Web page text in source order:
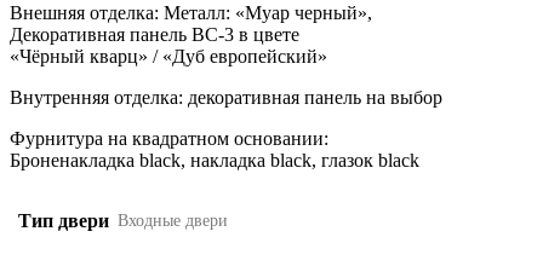
Внешняя отделка: Металл: «Муар черный»,
Декоративная панель ВС-3 в цвете
«Чёрный кварц» / «Дуб европейский»
Внутренняя отделка: декоративная панель на выбор
Фурнитура на квадратном основании:
Броненакладка black, накладка black, глазок black
Тип двери Входные двери